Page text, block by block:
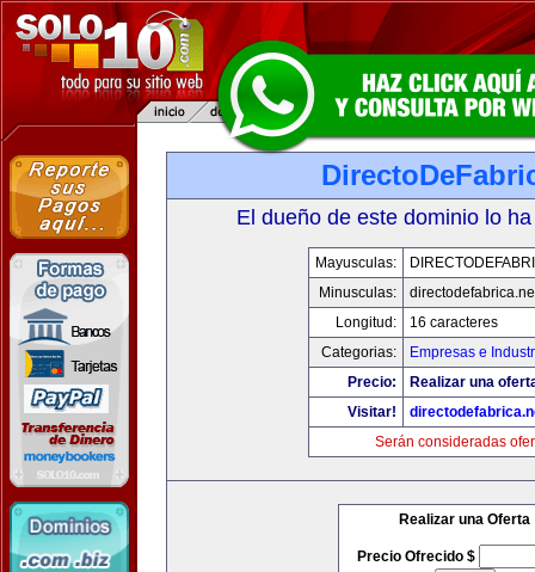
El dueño de este dominio lo
Mayusculas:
Minusculas:
Longitud:
16 caracteres
Categorias:
Empresas e
Precio:
Realizar una
Visitar!
Serán consideradas
Realizar una Oferta
Precio Ofrecido $